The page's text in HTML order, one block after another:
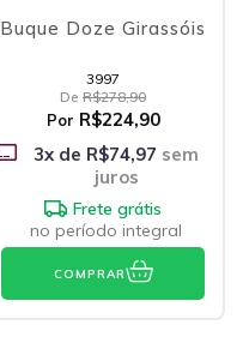
Buque Doze Girassóis
3997
De R$278,90
Por R$224,90
3x de R$74,97 sem
juros
Frete grátis
no período integral
COMPRAR